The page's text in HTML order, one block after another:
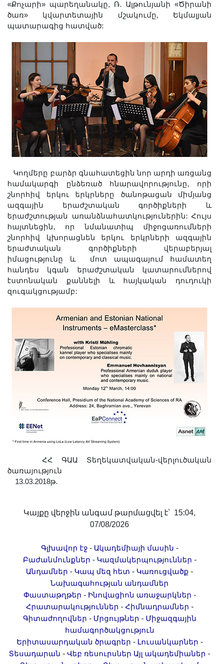
«Քոչարի» պարեղանակը, Ռ. Ալթունյանի «Ծիրանի
ծառ» կվարտետային մշակումը, Եկմալյան
պատարագից հատված:
Կողմերը բարձր գնահատեցին նոր արդի առցանց
համակարգի ընձեռած հնարավորությունը, որի
շնորհիվ երկու երկրները ծանոթացան միմյանց
ազգային երաժշտական գործիքների և
երաժշտության առանձնահատկություներին: Հույս
հայտնեցին, որ նմանատիպ միջոցառումների
շնորհիվ կխորացնեն երկու երկրների ազգային
երաժտական գործիքների վերաբերյալ
իմացությունը և մոտ ապագայում համատեղ
հանդես կգան երաժշտական կատարումներով
էստոնական քաննելի և հայկական դուդուկի
զուգակցությամբ:
ՀՀ ԳԱԱ Տեղեկատվական-վերլուծական
ծառայություն
13.03.2018թ.
Կայքը վերջին անգամ թարմացվել է՝ 15:04,
07/08/2026
Գլխավոր էջ- Ակադեմիայի մասին -
Բաժանմունքներ - Կազմակերպություններ -
Անդամներ - Կապ մեզ հետ - Կառուցվածք -
Նախագահության անդամներ
Փաստաթղթեր - Ինովացիոն առաջարկներ -
Հրատարակություններ - Հիմնադրամներ -
Գիտաժողովներ - Մրցույթներ - Միջազգային
համագործակցություն
Երիտասարդական ծրագրեր - Լուսանկարներ -
Տեսադարան - Վեբ ռեսուրսներ Այլ ակադեմիաներ -